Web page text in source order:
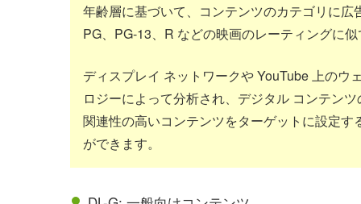
年齢層に基づいて、コンテンツのカテゴリに
PG、PG-13、R などの映画のレーティングに
ディスプレイ ネットワークや YouTube 上の
ロジーによって分析され、デジタル コンテン
関連性の高いコンテンツをターゲットに設定
ができます。